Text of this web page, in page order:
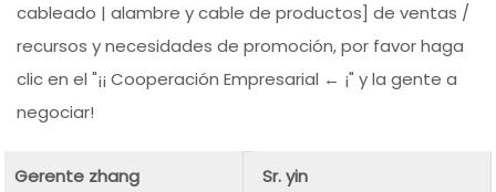
cableado | alambre y cable de productos] de ventas /
recursos y necesidades de promoción, por favor haga
clic en el "¡¡ Cooperación Empresarial ← ¡" y la gente a
negociar!
Gerente zhang
Sr. yin